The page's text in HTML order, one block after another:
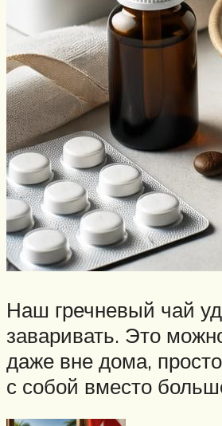
Наш гречневый чай
заваривать. Это
даже вне дома,
с собой вместо